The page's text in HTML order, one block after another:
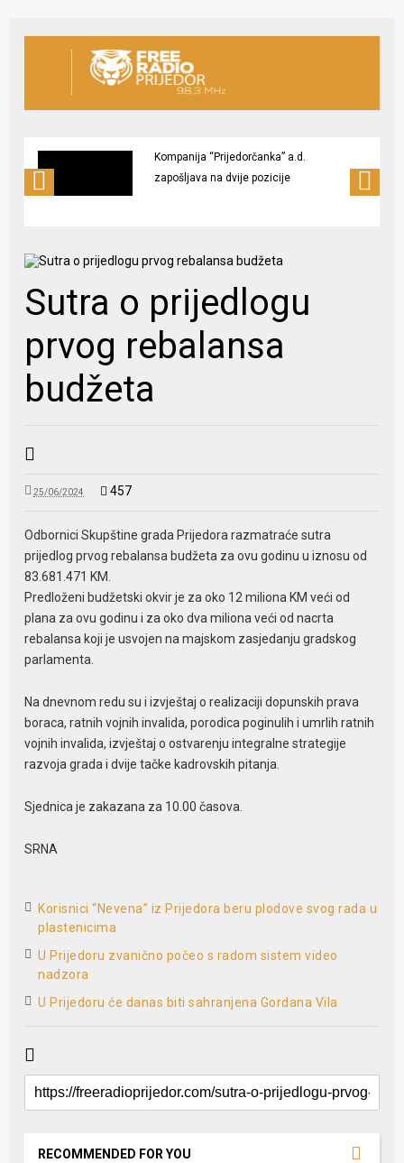
Kompanija “Prijedorčanka” a.d.
zapošljava na dvije pozicije
Sutra o prijedlogu
prvog rebalansa
budžeta
25/06/2024 457
Odbornici Skupštine grada Prijedora razmatraće sutra
prijedlog prvog rebalansa budžeta za ovu godinu u iznosu od
83.681.471 KM.
Predloženi budžetski okvir je za oko 12 miliona KM veći od
plana za ovu godinu i za oko dva miliona veći od nacrta
rebalansa koji je usvojen na majskom zasjedanju gradskog
parlamenta.
Na dnevnom redu su i izvještaj o realizaciji dopunskih prava
boraca, ratnih vojnih invalida, porodica poginulih i umrlih ratnih
vojnih invalida, izvještaj o ostvarenju integralne strategije
razvoja grada i dvije tačke kadrovskih pitanja.
Sjednica je zakazana za 10.00 časova.
SRNA
Korisnici “Nevena” iz Prijedora beru plodove svog rada u
plastenicima
U Prijedoru zvanično počeo s radom sistem video
nadzora
U Prijedoru će danas biti sahranjena Gordana Vila
RECOMMENDED FOR YOU